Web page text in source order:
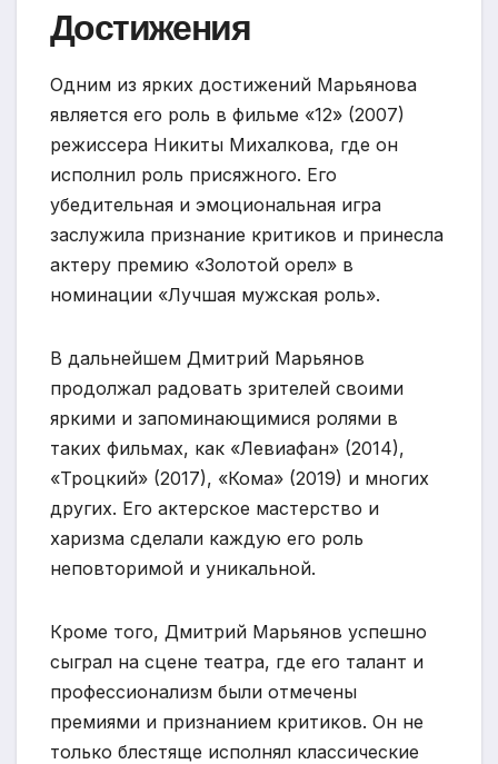
Достижения
Одним из ярких достижений Марьянова
является его роль в фильме «12» (2007)
режиссера Никиты Михалкова, где он
исполнил роль присяжного. Его
убедительная и эмоциональная игра
заслужила признание критиков и принесла
актеру премию «Золотой орел» в
номинации «Лучшая мужская роль».
В дальнейшем Дмитрий Марьянов
продолжал радовать зрителей своими
яркими и запоминающимися ролями в
таких фильмах, как «Левиафан» (2014),
«Троцкий» (2017), «Кома» (2019) и многих
других. Его актерское мастерство и
харизма сделали каждую его роль
неповторимой и уникальной.
Кроме того, Дмитрий Марьянов успешно
сыграл на сцене театра, где его талант и
профессионализм были отмечены
премиями и признанием критиков. Он не
только блестяще исполнял классические